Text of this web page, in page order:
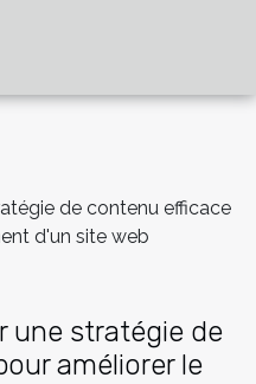
de contenu efficace
d'un site web
une stratégie de
améliorer le